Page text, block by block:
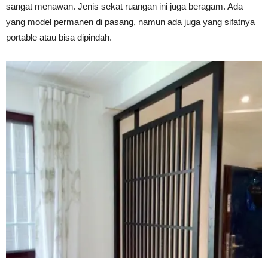
sangat menawan. Jenis sekat ruangan ini juga beragam. Ada
yang model permanen di pasang, namun ada juga yang sifatnya
portable atau bisa dipindah.